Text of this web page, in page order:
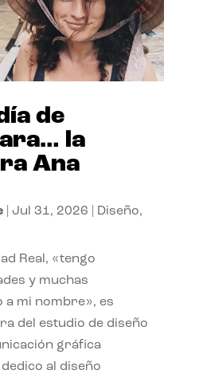
de
la
Ana
| Jul 31, 2026 Diseño,
Real, «tengo
y muchas
a mi nombre», es
del estudio de diseño
gráfica
al diseño